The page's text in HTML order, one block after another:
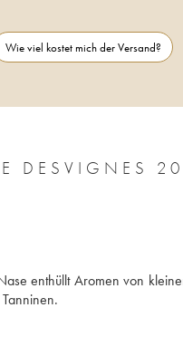
Wie viel kostet mich der Versand?
MORGON JAVERNIÈRES LES
enthüllt Aromen von